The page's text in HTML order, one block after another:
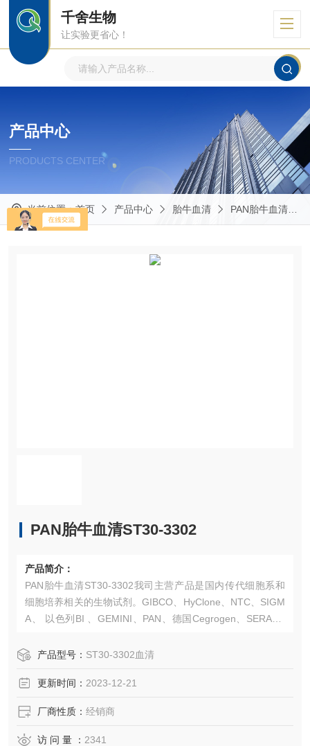
千舍生物
让实验更省心！
产品中心
PRODUCTS CENTER
当前位置：首页 产品中心 胎牛血清 PAN胎牛血清
PAN胎牛血清ST30-3302
产品简介：
PAN胎牛血清ST30-3302我司主营产品是国内传代细胞系和
细胞培养相关的生物试剂。GIBCO、HyClone、NTC、SIGM
A、 以色列BI 、GEMINI、PAN、德国Cegrogen、SERANA
无血清冻存液、日本三菱产品、ELISA 试剂盒、Sigma现货
产品型号： ST30-3302血清
更新时间： 2023-12-21
厂商性质： 经销商
访 问 量 ： 2341